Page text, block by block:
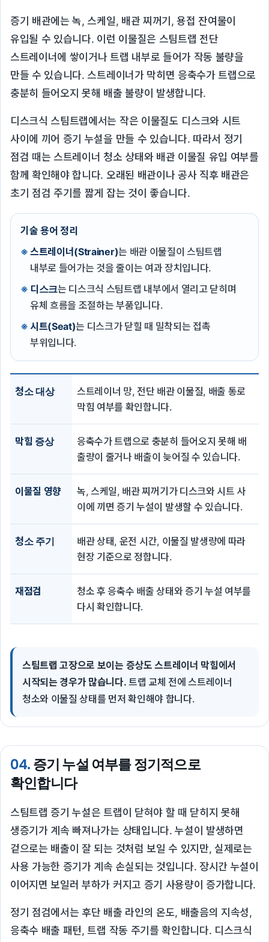
증기 배관에는 녹, 스케일, 배관 찌꺼기, 용접 잔여물이
유입될 수 있습니다. 이런 이물질은 스팀트랩 전단
스트레이너에 쌓이거나 트랩 내부로 들어가 작동 불량을
만들 수 있습니다. 스트레이너가 막히면 응축수가 트랩으로
충분히 들어오지 못해 배출 불량이 발생합니다.
디스크식 스팀트랩에서는 작은 이물질도 디스크와 시트
사이에 끼어 증기 누설을 만들 수 있습니다. 따라서 정기
점검 때는 스트레이너 청소 상태와 배관 이물질 유입 여부를
함께 확인해야 합니다. 오래된 배관이나 공사 직후 배관은
초기 점검 주기를 짧게 잡는 것이 좋습니다.
기술 용어 정리
스트레이너(Strainer)는 배관 이물질이 스팀트랩
내부로 들어가는 것을 줄이는 여과 장치입니다.
디스크는 디스크식 스팀트랩 내부에서 열리고 닫히며
유체 흐름을 조절하는 부품입니다.
시트(Seat)는 디스크가 닫힐 때 밀착되는 접촉
부위입니다.
청소 대상
스트레이너 망, 전단 배관 이물질, 배출 통로
막힘 여부를 확인합니다.
막힘 증상
응축수가 트랩으로 충분히 들어오지 못해 배
출량이 줄거나 배출이 늦어질 수 있습니다.
이물질 영향
녹, 스케일, 배관 찌꺼기가 디스크와 시트 사
이에 끼면 증기 누설이 발생할 수 있습니다.
청소 주기
배관 상태, 운전 시간, 이물질 발생량에 따라
현장 기준으로 정합니다.
재점검
청소 후 응축수 배출 상태와 증기 누설 여부를
다시 확인합니다.
스팀트랩 고장으로 보이는 증상도 스트레이너 막힘에서
시작되는 경우가 많습니다. 트랩 교체 전에 스트레이너
청소와 이물질 상태를 먼저 확인해야 합니다.
04.증기 누설 여부를 정기적으로
확인합니다
스팀트랩 증기 누설은 트랩이 닫혀야 할 때 닫히지 못해
생증기가 계속 빠져나가는 상태입니다. 누설이 발생하면
겉으로는 배출이 잘 되는 것처럼 보일 수 있지만, 실제로는
사용 가능한 증기가 계속 손실되는 것입니다. 장시간 누설이
이어지면 보일러 부하가 커지고 증기 사용량이 증가합니다.
정기 점검에서는 후단 배출 라인의 온도, 배출음의 지속성,
응축수 배출 패턴, 트랩 작동 주기를 확인합니다. 디스크식